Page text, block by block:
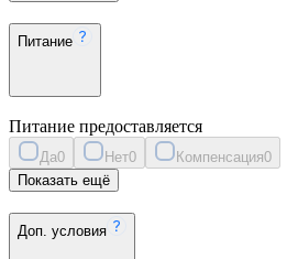
Питание
Питание предоставляется
Да0 Нет0 Компенсация0
Показать ещё
Доп. условия